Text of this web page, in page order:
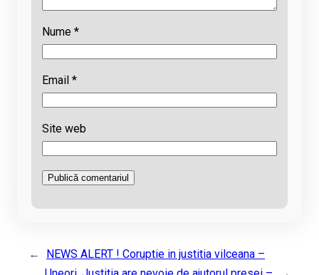
Nume *
Email *
Site web
←
NEWS ALERT ! Coruptie in justitia vilceana –